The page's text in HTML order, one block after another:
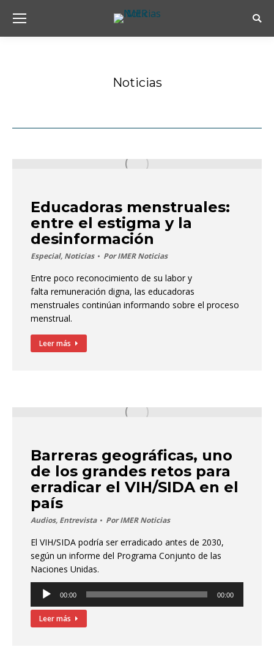
Noticias
Educadoras menstruales:
entre el estigma y la
desinformación
Especial, Noticias PorIMER Noticias
Entre poco reconocimiento de su labor y
falta remuneración digna, las educadoras
menstruales continúan informando sobre el proceso
menstrual.
Leer más
Barreras geográficas, uno
de los grandes retos para
erradicar el VIH/SIDA en el
país
Audios, Entrevista PorIMER Noticias
El VIH/SIDA podría ser erradicado antes de 2030,
según un informe del Programa Conjunto de las
Naciones Unidas.
Reproductor
audio
00:00 00:00
Leer más